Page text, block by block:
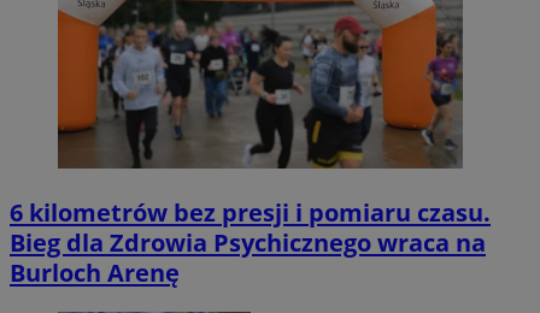
6 kilometrów bez presji i pomiaru czasu.
Bieg dla Zdrowia Psychicznego wraca na
Burloch Arenę